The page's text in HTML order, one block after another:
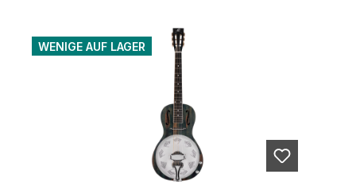
WENIGE AUF LAGER